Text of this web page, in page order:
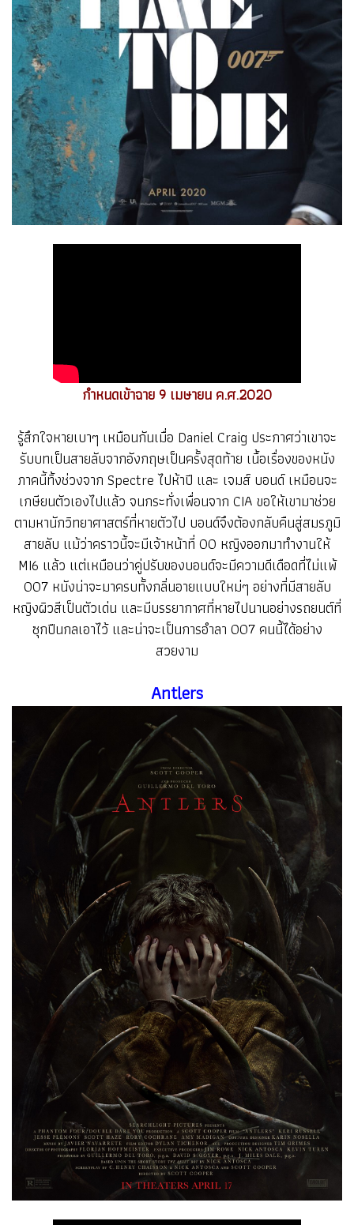
กำหนดเข้าฉาย 9 เมษายน ค.ศ.2020
รู้สึกใจหายเบาๆ เหมือนกันเมื่อ Daniel Craig ประกาศว่าเขาจะ
รับบทเป็นสายลับจากอังกฤษเป็นครั้งสุดท้าย เนื้อเรื่องของหนัง
ภาคนี้ทิ้งช่วงจาก Spectre ไปห้าปี และ เจมส์ บอนด์ เหมือนจะ
เกษียนตัวเองไปแล้ว จนกระทั่งเพื่อนจาก CIA ขอให้เขามาช่วย
ตามหานักวิทยาศาสตร์ที่หายตัวไป บอนด์จึงต้องกลับคืนสู่สมรภูมิ
สายลับ แม้ว่าคราวนี้จะมีเจ้าหน้าที่ 00 หญิงออกมาทำงานให้
MI6 แล้ว แต่เหมือนว่าคู่ปรับของบอนด์จะมีความดีเดือดที่ไม่แพ้
007 หนังน่าจะมาครบทั้งกลิ่นอายแบบใหม่ๆ อย่างที่มีสายลับ
หญิงผิวสีเป็นตัวเด่น และมีบรรยากาศที่หายไปนานอย่างรถยนต์ที่
ซุกปืนกลเอาไว้ และน่าจะเป็นการอำลา 007 คนนี้ได้อย่าง
สวยงาม
Antlers